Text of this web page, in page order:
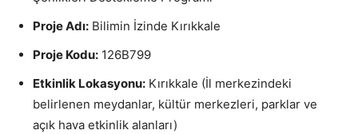
Proje Adı: Bilimin İzinde Kırıkkale
Proje Kodu: 126B799
Etkinlik Lokasyonu: Kırıkkale (İl merkezindeki
belirlenen meydanlar, kültür merkezleri, parklar ve
açık hava etkinlik alanları)